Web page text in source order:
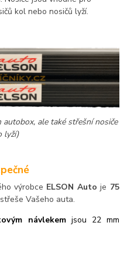
kol nebo nosičů lyží.
autobox, ale také střešní nosiče
lyží)
výrobce ELSON Autoje 75
Vašeho auta.
návlekemjsou 22 mm